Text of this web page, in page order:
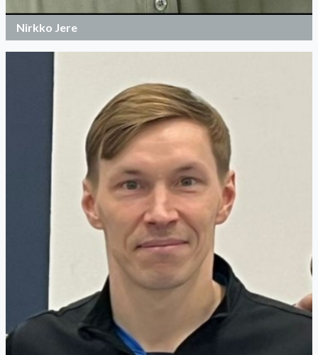
Nirkko Jere